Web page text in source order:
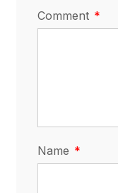
Comment
Name